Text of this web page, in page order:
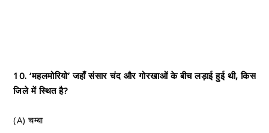
10. ‘महलमोरियो’ जहाँ संसार चंद और गोरखाओं के बीच लड़ाई हुई थी, किस
जिले में स्थित है?
(A) चम्बा